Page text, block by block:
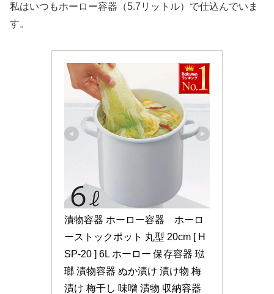
私はいつもホーロー容器（5.7リットル）で仕込んでいま
す。
漬物容器 ホーロー容器　ホーロ
ーストックポット 丸型 20cm [ H
SP-20 ] 6L ホーロー 保存容器 琺
瑯 漬物容器 ぬか漬け 漬け物 梅
漬け 梅干し 味噌 漬物 収納容器